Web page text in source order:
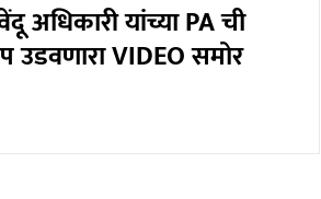
अधिकारी यांच्या PA ची
उडवणारा VIDEO समोर